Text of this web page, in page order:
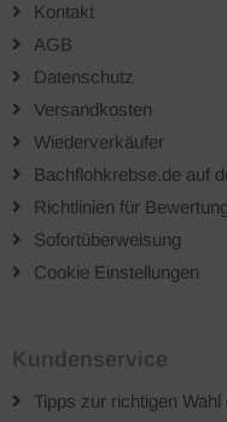
Kontakt
AGB
Datenschutz
Versandkosten
Wiederverkäufer
Bachflohkrebse.de auf
Richtlinien für
Sofortüberweisung
Cookie Einstellungen
Kundenservice
Tipps zur richtigen